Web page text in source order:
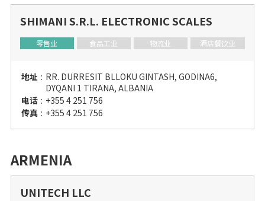
SHIMANI S.R.L. ELECTRONIC SCALES
零售业 食品工业 物流业 酒店餐饮业
地址 : RR. DURRESIT BLLOKU GINTASH, GODINA6,
DYQANI 1 TIRANA, ALBANIA
电话 : +355 4 251 756
传真 : +355 4 251 756
ARMENIA
UNITECH LLC